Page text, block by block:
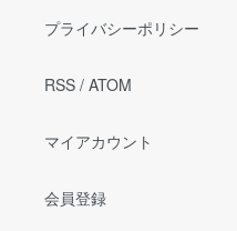
プライバシーポリシー
RSS / ATOM
マイアカウント
会員登録